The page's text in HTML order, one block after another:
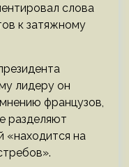
слова
к затяжному
лидеру он
французов,
разделяют
«находится на